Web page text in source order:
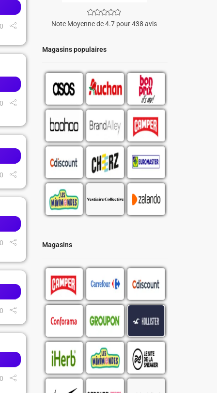
Note Moyenne de 4.7 pour 438 avis
Magasins populaires
Magasins